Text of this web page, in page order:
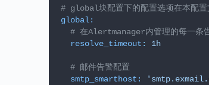
# global块配置下的配置选项在本配置
global:
# 在Alertmanager内管理的每一
resolve_timeout:
1h
# 邮件告警配置
smtp_smarthost: